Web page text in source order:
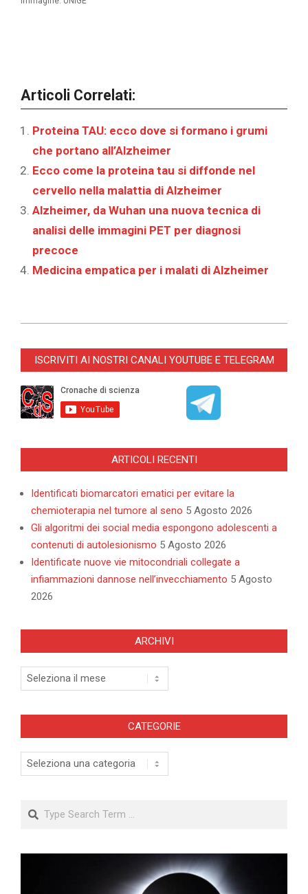
Articoli Correlati:
Proteina TAU: ecco dove si formano i grumi
che portano all’Alzheimer
Ecco come la proteina tau si diffonde nel
cervello nella malattia di Alzheimer‎
Alzheimer, da Wuhan una nuova tecnica di
analisi delle immagini PET per diagnosi
precoce
Medicina empatica per i malati di Alzheimer
08-
ISCRIVITI AI NOSTRI CANALI YOUTUBE E TELEGRAM
ARTICOLI RECENTI
Identificati biomarcatori ematici per evitare la
chemioterapia nel tumore al seno 5 Agosto 2026
Gli algoritmi dei social media espongono adolescenti a
contenuti di autolesionismo 5 Agosto 2026
Identificate nuove vie mitocondriali collegate a
infiammazioni dannose nell’invecchiamento 5 Agosto
2026
ARCHIVI
Archivi
CATEGORIE
Categorie
Search